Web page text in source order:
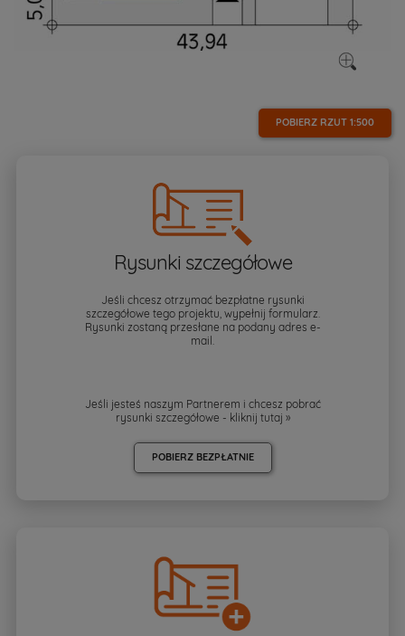
POBIERZ RZUT 1:500
Rysunki szczegółowe
Jeśli chcesz otrzymać bezpłatne rysunki
szczegółowe tego projektu, wypełnij formularz.
Rysunki zostaną przesłane na podany adres e-
mail.
Jeśli jesteś naszym Partnerem i chcesz pobrać
rysunki szczegółowe - kliknij tutaj »
POBIERZ BEZPŁATNIE